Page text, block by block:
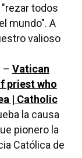
todos
mundo". A
valioso
– Vatican
priest who
| Catholic
la causa
pionero la
Católica de